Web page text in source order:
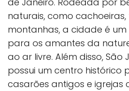
naturais, como cachoeiras,
montanhas, a cidade é
para os amantes da
ao ar livre. Além disso, São
possui um centro histórico
casarões antigos e igrejas